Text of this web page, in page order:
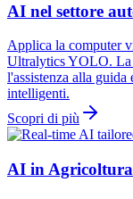
AI nel settore
Applica la computer
Ultralytics YOLO. La
l'assistenza alla
intelligenti.
Scopri di più
AI in Agricoltura